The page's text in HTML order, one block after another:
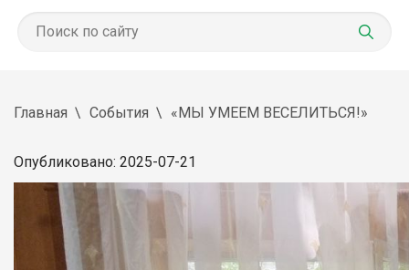
Главная События «МЫ УМЕЕМ ВЕСЕЛИТЬСЯ!»
Опубликовано: 2025-07-21